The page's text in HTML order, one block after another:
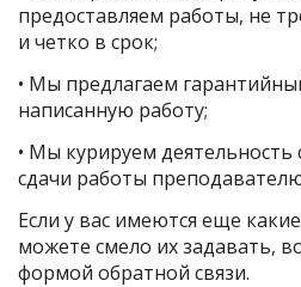
предоставляем работы, не
и четко в срок;
• Мы предлагаем
написанную работу;
• Мы курируем деятельность
сдачи работы
Если у вас имеются еще
можете смело их задавать,
формой обратной связи.